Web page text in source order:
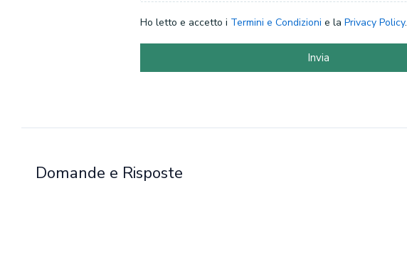
Ho letto e accetto i Termini e Condizioni e laPrivacy Policy.
Invia
Domande e Risposte